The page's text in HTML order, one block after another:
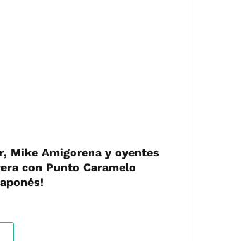
Mike Amigorena y oyentes
con Punto Caramelo